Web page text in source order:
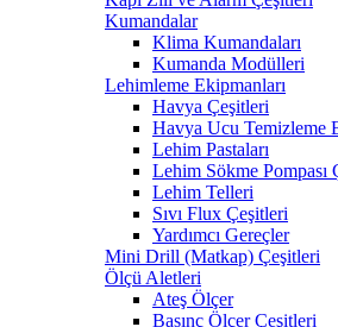
Kumandalar
Klima Kumandaları
Kumanda Modülleri
Lehimleme Ekipmanları
Havya Çeşitleri
Havya Ucu Temizleme
Lehim Pastaları
Lehim Sökme Pompası
Lehim Telleri
Sıvı Flux Çeşitleri
Yardımcı Gereçler
Mini Drill (Matkap) Çeşitleri
Ölçü Aletleri
Ateş Ölçer
Basınç Ölçer Çeşitleri